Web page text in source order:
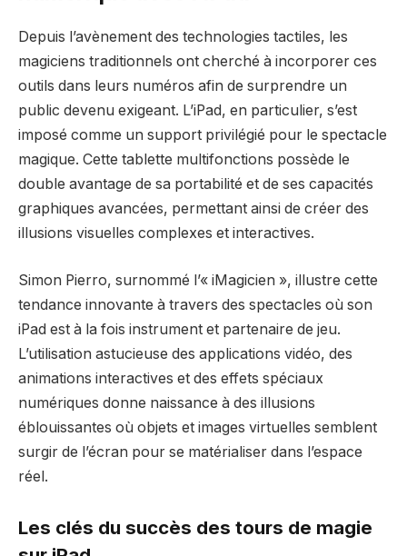
Depuis l’avènement des technologies tactiles, les
magiciens traditionnels ont cherché à incorporer ces
outils dans leurs numéros afin de surprendre un
public devenu exigeant. L’iPad, en particulier, s’est
imposé comme un support privilégié pour le spectacle
magique. Cette tablette multifonctions possède le
double avantage de sa portabilité et de ses capacités
graphiques avancées, permettant ainsi de créer des
illusions visuelles complexes et interactives.
Simon Pierro, surnommé l’« iMagicien », illustre cette
tendance innovante à travers des spectacles où son
iPad est à la fois instrument et partenaire de jeu.
L’utilisation astucieuse des applications vidéo, des
animations interactives et des effets spéciaux
numériques donne naissance à des illusions
éblouissantes où objets et images virtuelles semblent
surgir de l’écran pour se matérialiser dans l’espace
réel.
Les clés du succès des tours de magie